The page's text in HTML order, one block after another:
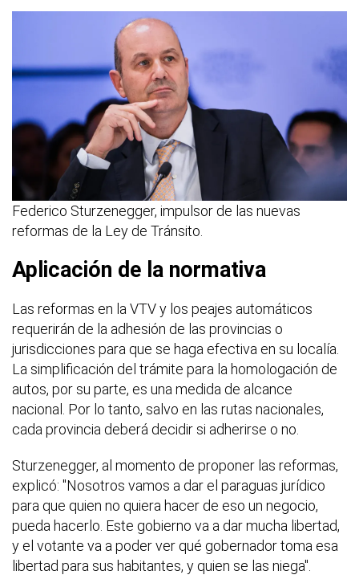
Federico Sturzenegger, impulsor de las nuevas
reformas de la Ley de Tránsito.
Aplicación de la normativa
Las reformas en la VTV y los peajes automáticos
requerirán de la adhesión de las provincias o
jurisdicciones para que se haga efectiva en su localía.
La simplificación del trámite para la homologación de
autos, por su parte, es una medida de alcance
nacional. Por lo tanto, salvo en las rutas nacionales,
cada provincia deberá decidir si adherirse o no.
Sturzenegger, al momento de proponer las reformas,
explicó: "Nosotros vamos a dar el paraguas jurídico
para que quien no quiera hacer de eso un negocio,
pueda hacerlo. Este gobierno va a dar mucha libertad,
y el votante va a poder ver qué gobernador toma esa
libertad para sus habitantes, y quien se las niega".